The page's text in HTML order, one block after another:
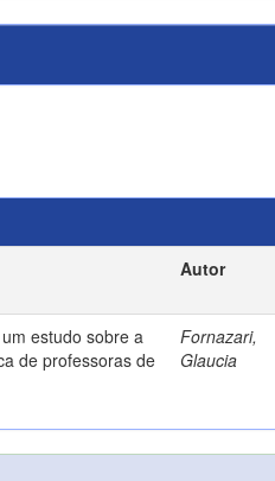
Autor
estudo sobre a
de professoras de
Fornazari,
Glaucia